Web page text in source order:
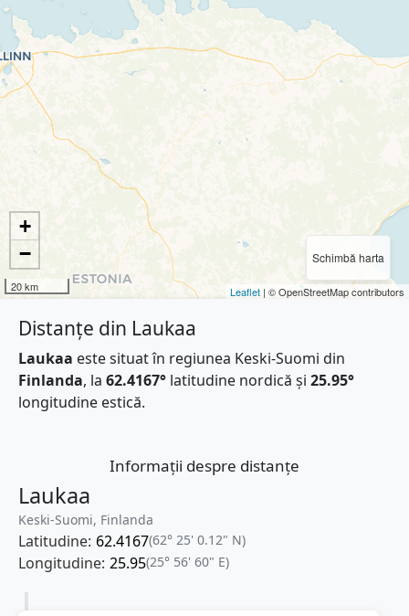
Schimbă harta
+
−
20 km Leaflet | © OpenStreetMap contributors
Distanțe din Laukaa
Laukaa este situat în regiunea Keski-Suomi din
Finlanda, la 62.4167° latitudine nordică și 25.95°
longitudine estică.
Informații despre distanțe
Laukaa
Keski-Suomi, Finlanda
Latitudine: 62.4167(62° 25' 0.12" N)
Longitudine: 25.95(25° 56' 60" E)